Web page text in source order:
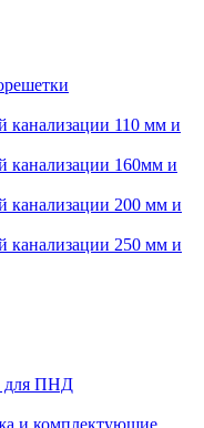
110 мм и
160мм и
200 мм и
250 мм и
для ПНД
и комплектующие